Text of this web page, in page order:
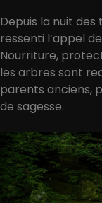
Depuis la nuit
ressenti l’appel
Nourriture,
les arbres sont
parents anciens,
de sagesse.